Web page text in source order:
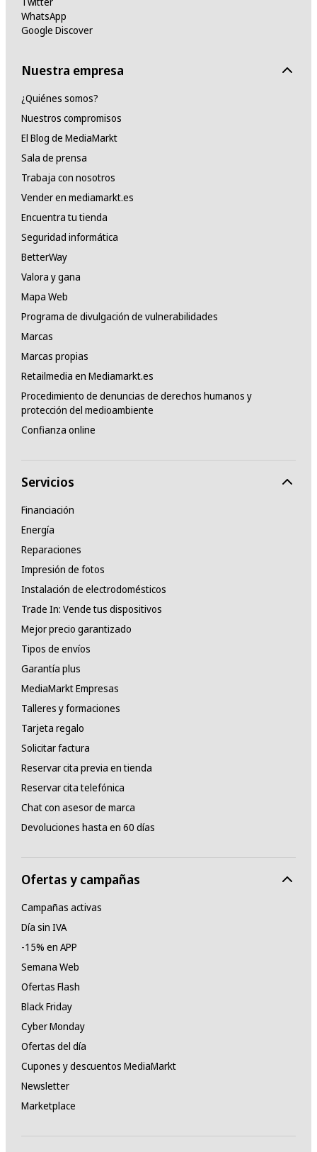
WhatsApp
Google Discover
Nuestra empresa
¿Quiénes somos?
Nuestros compromisos
El Blog de MediaMarkt
Sala de prensa
Trabaja con nosotros
Vender en mediamarkt.es
Encuentra tu tienda
Seguridad informática
BetterWay
Valora y gana
Mapa Web
Programa de divulgación de vulnerabilidades
Marcas
Marcas propias
Retailmedia en Mediamarkt.es
Procedimiento de denuncias de derechos humanos y
protección del medioambiente
Confianza online
Servicios
Financiación
Energía
Reparaciones
Impresión de fotos
Instalación de electrodomésticos
Trade In: Vende tus dispositivos
Mejor precio garantizado
Tipos de envíos
Garantía plus
MediaMarkt Empresas
Talleres y formaciones
Tarjeta regalo
Solicitar factura
Reservar cita previa en tienda
Reservar cita telefónica
Chat con asesor de marca
Devoluciones hasta en 60 días
Ofertas y campañas
Campañas activas
Día sin IVA
-15% en APP
Semana Web
Ofertas Flash
Black Friday
Cyber Monday
Ofertas del día
Cupones y descuentos MediaMarkt
Newsletter
Marketplace